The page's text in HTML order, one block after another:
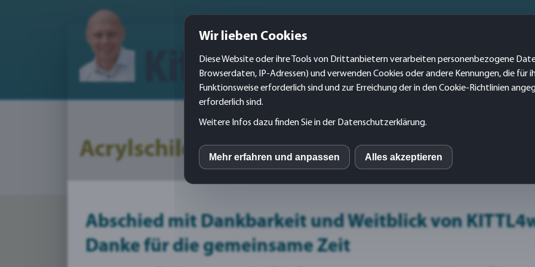
Web-, Werbe-,Grafik-
Acrylschilder glasklar vollflächig weiß
Hier bin ich: Printmedien-Druck / WERBE – Design / Werbe – Schilder Acryl-Schild glasklar vollflächig
Wir lieben Cookies
Diese Website oder ihre Tools von Drittanbietern verarbeiten personenbezogene
Browserdaten, IP-Adressen) und verwenden Cookies oder andere Kennungen, die für
Funktionsweise erforderlich sind und zur Erreichung der in den Cookie-Richtlinien
erforderlich sind.
Weitere Infos dazu finden Sie in der Datenschutzerklärung.
inCMS
Youtube
Mehr erfahren und anpassen Alles akzeptieren
Abschied mit Dankbarkeit und Weitblick von
Danke für die gemeinsame Zeit